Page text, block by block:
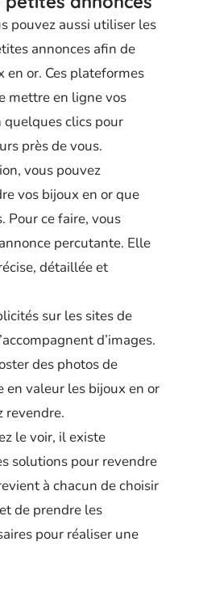
pouvez aussi utiliser les
annonces afin de
en or. Ces plateformes
mettre en ligne vos
clics pour
près de vous.
vous pouvez
vos bijoux en or que
Pour ce faire, vous
percutante. Elle
détaillée et
sur les sites de
d’images.
des photos de
valeur les bijoux en or
revendre.
le voir, il existe
solutions pour revendre
à chacun de choisir
de prendre les
pour réaliser une